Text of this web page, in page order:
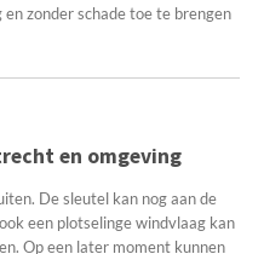
zonder schade toe te brengen
en omgeving
De sleutel kan nog aan de
een plotselinge windvlaag kan
Op een later moment kunnen